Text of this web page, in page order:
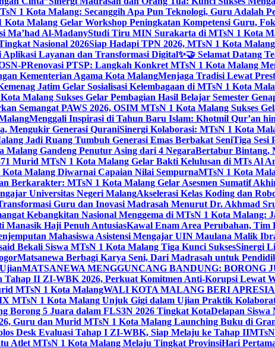
1 Kota Malang: Secanggih Apa Pun Teknologi, Guru Adalah
Kota Malang Gelar Workshop Peningkatan Kompetensi Guru,
Ma’had Al-MadanyStudi Tiru MIN Surakarta di MTsN 1 Kota
Nasional 2026Siap Hadapi TPN 2026, MTsN 1 Kota
Layanan dan Transformasi Digital✨🤝 Selamat Datang
PRenovasi PTSP: Langkah Konkret MTsN 1 Kota Malang
Kementerian Agama Kota MalangMenjaga Tradisi Lewat
Jatim Gelar Sosialisasi Kelembagaan di MTsN 1 Kota
Malang Sukses Gelar Pembagian Hasil Belajar Semester
Semangat PAWS 2026, OSIM MTsN 1 Kota Malang Sukses
Menggali Inspirasi di Tahun Baru Islam: Khotmil Qur’an
Mengukir Generasi QuraniSinergi Kolaborasi: MTsN 1 Kota
Jadi Ruang Tumbuh Generasi Emas Berbakat SeniTiga Sesi
Malang Gandeng Penutur Asing dari 4 NegaraBertabur Bintang,
Murid MTsN 1 Kota Malang Gelar Bakti Kelulusan di MTs Al
Kota Malang Diwarnai Capaian Nilai SempurnaMTsN 1 Kota
Berkarakter: MTsN 1 Kota Malang Gelar Asesmen Sumatif
Universitas Negeri MalangAkselerasi Kelas Koding dan
Guru dan Inovasi Madrasah Menurut Dr. Akhmad
Kebangkitan Nasional Menggema di MTsN 1 Kota Malang:
Manasik Haji Penuh AntusiasKawal Enam Area Perubahan, Tim
Mahasiswa Asistensi Mengajar UIN Maulana Malik
Bekali Siswa MTsN 1 Kota Malang Tiga Kunci SuksesSinergi
Matsanewa Berbagi Karya Seni, Dari Madrasah untuk
MATSANEWA MENGGUNCANG BANDUNG: BORONG
Tahap II ZI-WBK 2026, Perkuat Komitmen Anti-Korupsi Lewat
MTsN 1 Kota MalangWALI KOTA MALANG BERI
MTsN 1 Kota Malang Unjuk Gigi dalam Ujian Praktik
Borong 5 Juara dalam FLS3N 2026 Tingkat KotaDelapan Siswa
Guru dan Murid MTsN 1 Kota Malang Launching Buku di
Desk Evaluasi Tahap I ZI-WBK, Siap Melaju ke Tahap II
Atlet MTsN 1 Kota Malang Melaju Tingkat ProvinsiHari